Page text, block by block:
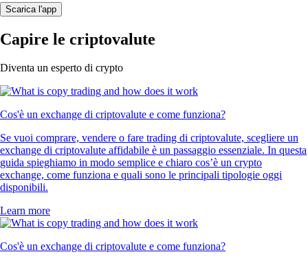
Scarica l'app
Capire le criptovalute
Diventa un esperto di crypto
Cos'è un exchange di criptovalute e come funziona?
Se vuoi comprare, vendere o fare trading di criptovalute, scegliere un
exchange di criptovalute affidabile è un passaggio essenziale. In questa
guida spieghiamo in modo semplice e chiaro cos’è un crypto
exchange, come funziona e quali sono le principali tipologie oggi
disponibili.
Learn more
Cos'è un exchange di criptovalute e come funziona?